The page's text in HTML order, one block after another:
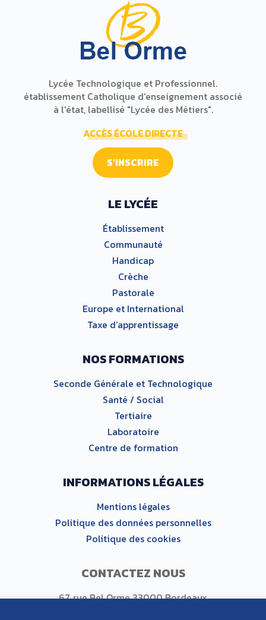
Lycée Technologique et Professionnel.
établissement Catholique d'enseignement associé
à l'état, labellisé "Lycée des Métiers".
ACCÈS ÉCOLE DIRECTE
S'INSCRIRE
LE LYCÉE
Établissement
Communauté
Handicap
Crèche
Pastorale
Europe et International
Taxe d’apprentissage
NOS FORMATIONS
Seconde Générale et Technologique
Santé / Social
Tertiaire
Laboratoire
Centre de formation
INFORMATIONS LÉGALES
Mentions légales
Politique des données personnelles
Politique des cookies
CONTACTEZ NOUS
67, rue Bel Orme 33000 Bordeaux